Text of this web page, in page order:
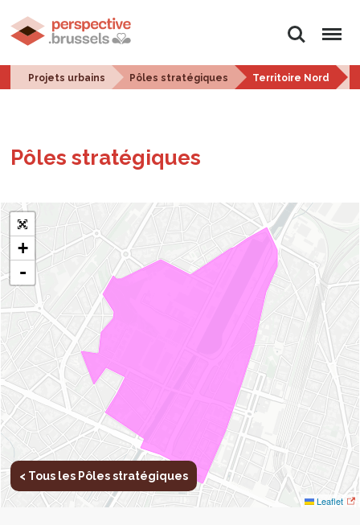
Rechercher
Menu
Projets urbains Pôles stratégiques Territoire Nord
Pôles stra­té­giques
+
-
Leaflet
< Tous les Pôles stratégiques